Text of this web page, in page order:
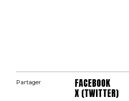
Partager FACEBOOK
X (TWITTER)